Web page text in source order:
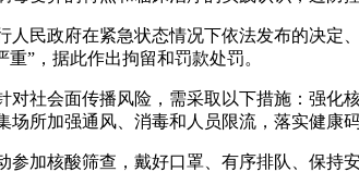
人民政府在紧急状态情况下依法发布的决定
重”，据此作出拘留和罚款处罚。
对社会面传播风险，需采取以下措施：强
场所加强通风、消毒和人员限流，落实健康
参加核酸筛查，戴好口罩、有序排队、保